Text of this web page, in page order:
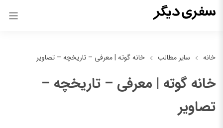
خانه سایر مطالب خانه گوته | معرفی – تاریخچه – تصاویر
خانه گوته | معرفی – تاریخچه –
تصاویر